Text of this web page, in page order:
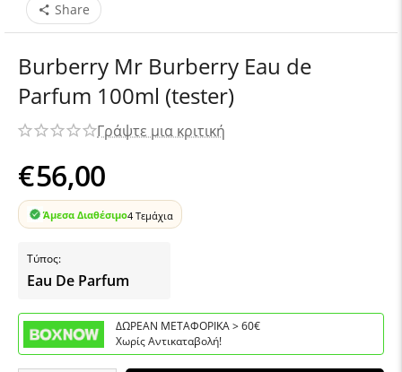
Share
Burberry Mr Burberry Eau de
Parfum 100ml (tester)
Γράψτε μια κριτική
€56,00
Άμεσα Διαθέσιμο4 Τεμάχια
Τύπος:
Eau De Parfum
ΔΩΡΕΑΝ ΜΕΤΑΦΟΡΙΚΑ > 60€
Χωρίς Αντικαταβολή!